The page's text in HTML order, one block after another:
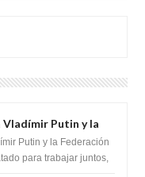
Vladímir Putin y la
firmado un
los Sionistas?
Putin y la Federación
para trabajar juntos,